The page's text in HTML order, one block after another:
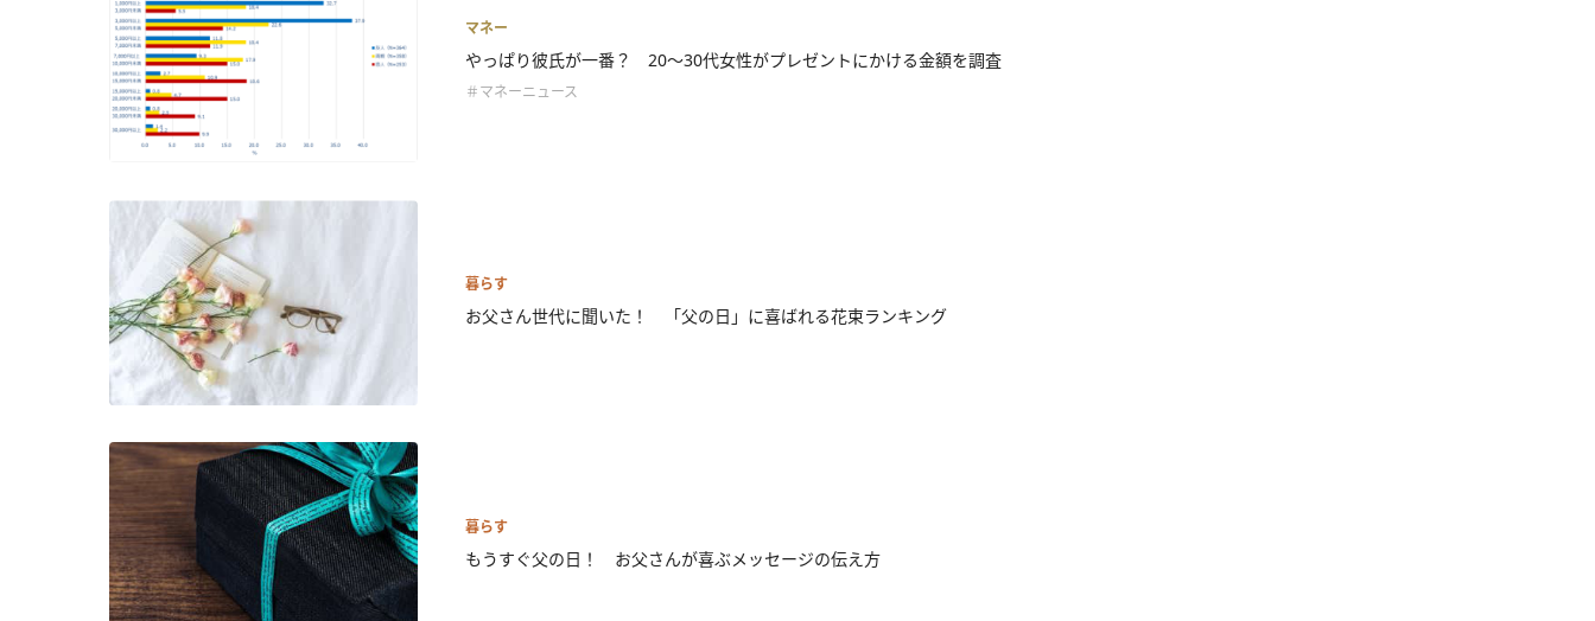
マネー
やっぱり彼氏が一番？ 20～30代女性がプレゼントにかける金額を調査
＃マネーニュース
暮らす
お父さん世代に聞いた！ 「父の日」に喜ばれる花束ランキング
暮らす
もうすぐ父の日！ お父さんが喜ぶメッセージの伝え方